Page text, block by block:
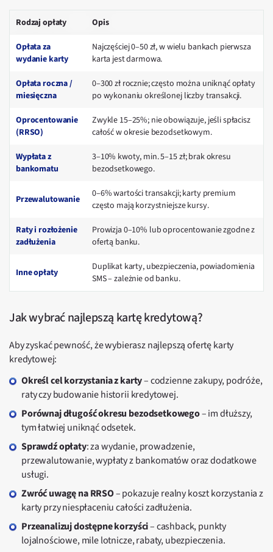
Rodzaj opłaty
Opis
Opłata za
wydanie karty
Najczęściej 0–50 zł, w wielu bankach pierwsza
karta jest darmowa.
Opłata roczna /
miesięczna
0–300 zł rocznie; często można uniknąć opłaty
po wykonaniu określonej liczby transakcji.
Oprocentowanie
(RRSO)
Zwykle 15–25%; nie obowiązuje, jeśli spłacisz
całość w okresie bezodsetkowym.
Wypłata z
bankomatu
3–10% kwoty, min. 5–15 zł; brak okresu
bezodsetkowego.
Przewalutowanie
0–6% wartości transakcji; karty premium
często mają korzystniejsze kursy.
Raty i rozłożenie
zadłużenia
Prowizja 0–10% lub oprocentowanie zgodne z
ofertą banku.
Inne opłaty
Duplikat karty, ubezpieczenia, powiadomienia
SMS – zależnie od banku.
Jak wybrać najlepszą kartę kredytową?
Aby zyskać pewność, że wybierasz najlepszą ofertę karty
kredytowej:
Określ cel korzystania z karty– codzienne zakupy, podróże,
raty czy budowanie historii kredytowej.
Porównaj długość okresu bezodsetkowego– im dłuższy,
tym łatwiej uniknąć odsetek.
Sprawdź opłaty: za wydanie, prowadzenie,
przewalutowanie, wypłaty z bankomatów oraz dodatkowe
usługi.
Zwróć uwagę na RRSO– pokazuje realny koszt korzystania z
karty przy niespłaceniu całości zadłużenia.
Przeanalizuj dostępne korzyści– cashback, punkty
lojalnościowe, mile lotnicze, rabaty, ubezpieczenia.